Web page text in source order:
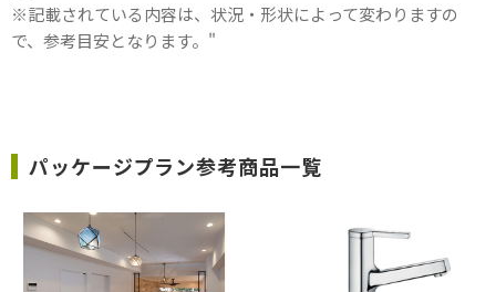
※記載されている内容は、状況・形状によって変わりますの
で、参考目安となります。"
パッケージプラン参考商品一覧